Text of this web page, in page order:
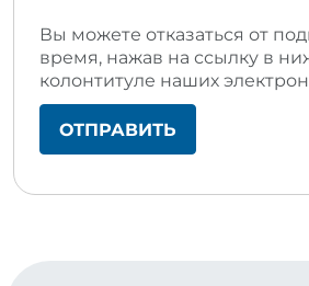
Вы можете отказаться от
время, нажав на ссылку в
колонтитуле наших